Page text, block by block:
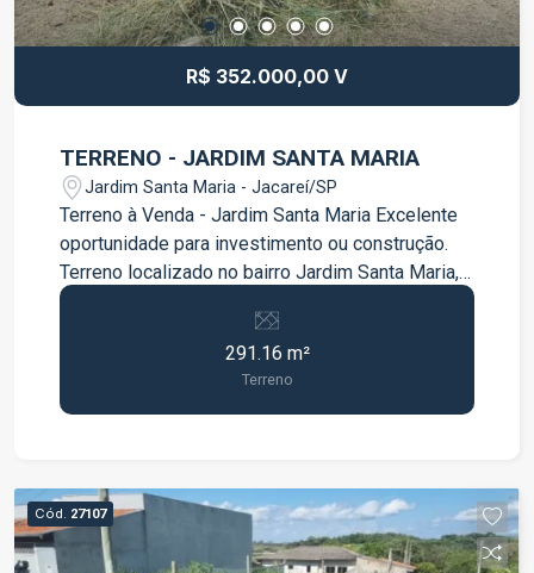
mesmas poderão sofrer alterações. Para
maiores detalhes e disponibilidade fale com
nossos corretores*
R$ 352.000,00 V
TERRENO - JARDIM SANTA MARIA
Jardim Santa Maria - Jacareí/SP
Terreno à Venda - Jardim Santa Maria Excelente
oportunidade para investimento ou construção.
Terreno localizado no bairro Jardim Santa Maria,
em rua asfaltada, com ótima localização.
Características do imóvel: Área total: 291,16 m²
Medidas: 14,50 m de frente x 20 m de
Ideal para construção residencial, oferecendo
291.16 m²
Terreno
Cód. 27107